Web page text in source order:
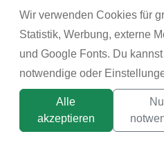
Wir verwenden Cookies für
Statistik, Werbung, externe
und Google Fonts. Du
notwendige oder
Alle
akzeptieren
241Puwird oft als Beginn
bezeichnet, da es (bei
dem Neptunium steht. Es
Halbwertszeit von 14,35
Wahrscheinlichkeit von
241Am, sowie mit
α-Zerfall zu237 Am